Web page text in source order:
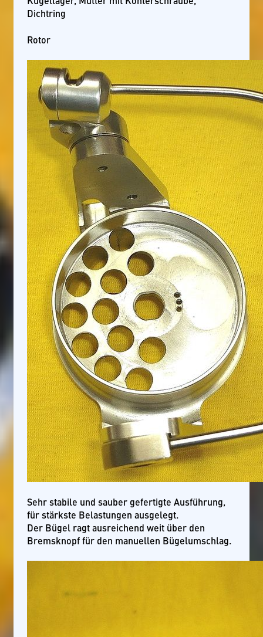
Dichtring
Rotor
Sehr stabile und sauber gefertigte Ausführung,
für stärkste Belastungen ausgelegt.
Der Bügel ragt ausreichend weit über den
Bremsknopf für den manuellen Bügelumschlag.